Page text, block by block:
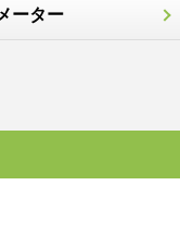
ーター